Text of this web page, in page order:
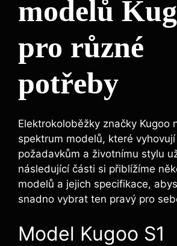
modelů
pro různé
potřeby
Elektrokoloběžky značky Kugoo
spektrum modelů, které
požadavkům a životnímu stylu
následující části si přiblížíme
modelů a jejich specifikace,
snadno vybrat ten pravý pro
Model Kugoo S1